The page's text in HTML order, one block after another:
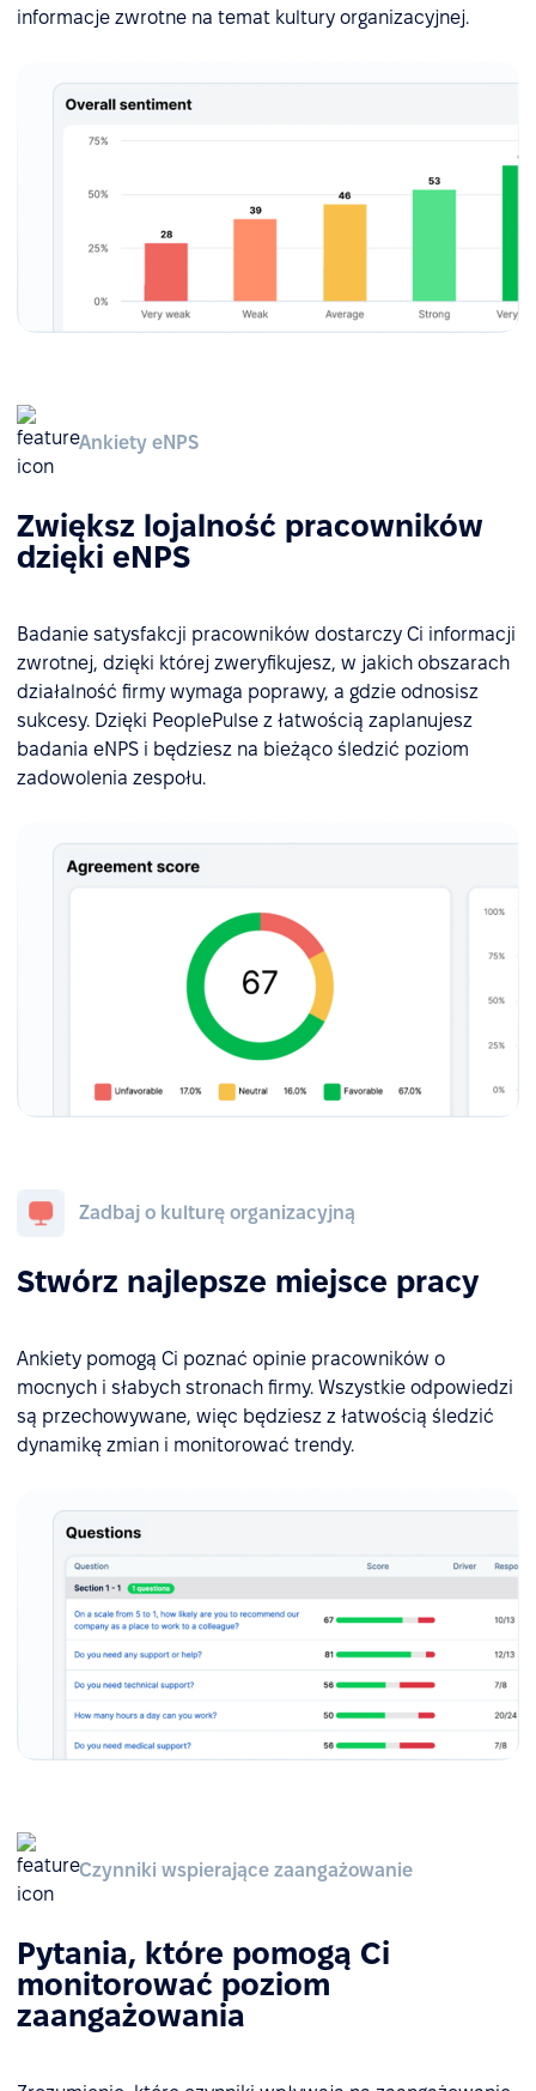
informacje zwrotne na temat kultury organizacyjnej.
Ankiety eNPS
Zwiększ lojalność pracowników
dzięki eNPS
Badanie satysfakcji pracowników dostarczy Ci informacji
zwrotnej, dzięki której zweryfikujesz, w jakich obszarach
działalność firmy wymaga poprawy, a gdzie odnosisz
sukcesy. Dzięki PeoplePulse z łatwością zaplanujesz
badania eNPS i będziesz na bieżąco śledzić poziom
zadowolenia zespołu.
Zadbaj o kulturę organizacyjną
Stwórz najlepsze miejsce pracy
Ankiety pomogą Ci poznać opinie pracowników o
mocnych i słabych stronach firmy. Wszystkie odpowiedzi
są przechowywane, więc będziesz z łatwością śledzić
dynamikę zmian i monitorować trendy.
Czynniki wspierające zaangażowanie
Pytania, które pomogą Ci
monitorować poziom
zaangażowania